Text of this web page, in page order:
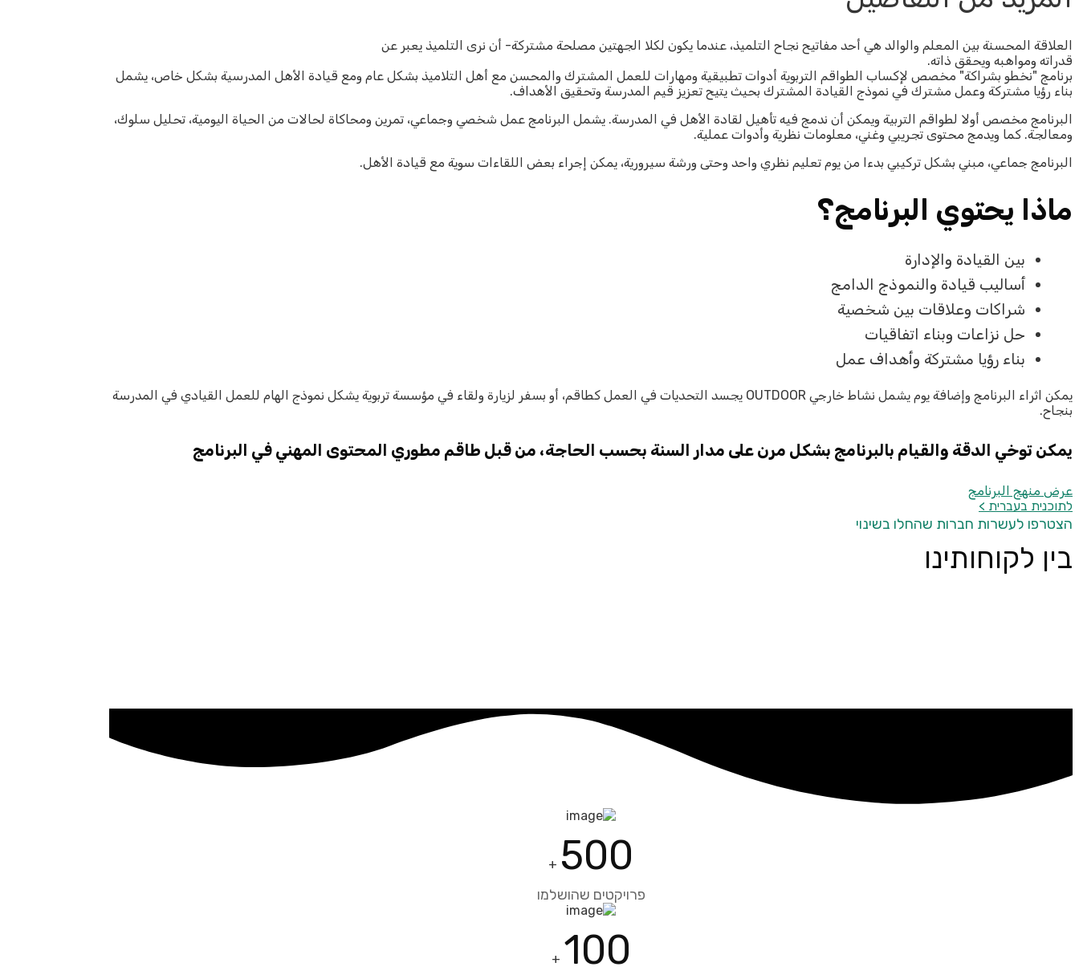
العلاقة المحسنة بين المعلم والوالد هي أحد مفاتيح نجاح التلميذ، عندما يكون لكلا الجهتين مصلحة مشتركة- أن نرى التلميذ يعبر عن
قدراته ومواهبه ويحقق ذاته.
برنامج "نخطو بشراكة" مخصص لإكساب الطواقم التربوية أدوات تطبيقية ومهارات للعمل المشترك والمحسن مع أهل التلاميذ بشكل عام ومع قيادة الأهل المدرسية بشكل خاص، يشمل
بناء رؤيا مشتركة وعمل مشترك في نموذج القيادة المشترك بحيث يتيح تعزيز قيم المدرسة وتحقيق الأهداف.
البرنامج مخصص أولا لطواقم التربية ويمكن أن ندمج فيه تأهيل لقادة الأهل في المدرسة. يشمل البرنامج عمل شخصي وجماعي، تمرين ومحاكاة لحالات من الحياة اليومية، تحليل سلوك،
ومعالجة. كما ويدمج محتوى تجريبي وغني، معلومات نظرية وأدوات عملية.
البرنامج جماعي، مبني بشكل تركيبي بدءا من يوم تعليم نظري واحد وحتى ورشة سيرورية، يمكن إجراء بعض اللقاءات سوية مع قيادة الأهل.
ماذا يحتوي البرنامج؟
بين القيادة والإدارة
أساليب قيادة والنموذج الدامج
شراكات وعلاقات بين شخصية
حل نزاعات وبناء اتفاقيات
بناء رؤيا مشتركة وأهداف عمل
يمكن اثراء البرنامج وإضافة يوم يشمل نشاط خارجي OUTDOOR يجسد التحديات في العمل كطاقم، أو بسفر لزيارة ولقاء في مؤسسة تربوية يشكل نموذج الهام للعمل القيادي في المدرسة
بنجاح.
يمكن توخي الدقة والقيام بالبرنامج بشكل مرن على مدار السنة بحسب الحاجة، من قبل طاقم مطوري المحتوى المهني في البرنامج
عرض منهج البرنامج
לתוכנית בעברית >
הצטרפו לעשרות חברות שהחלו בשינוי
בין לקוחותינו
500
+
פרויקטים שהושלמו
100
+